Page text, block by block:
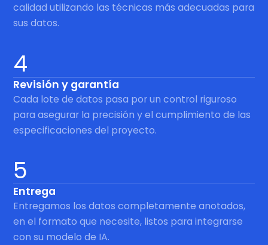
calidad utilizando las técnicas más adecuadas para
sus datos.
4
Revisión y garantía
Cada lote de datos pasa por un control riguroso
para asegurar la precisión y el cumplimiento de las
especificaciones del proyecto.
5
Entrega
Entregamos los datos completamente anotados,
en el formato que necesite, listos para integrarse
con su modelo de IA.